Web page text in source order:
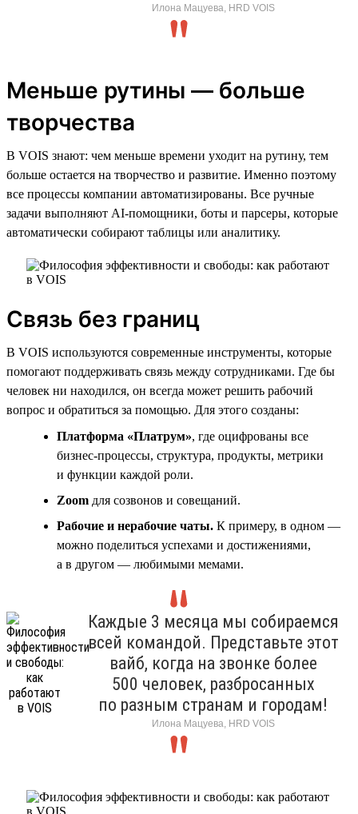
Илона Мацуева, HRD VOIS
Меньше рутины — больше
творчества
В VOIS знают: чем меньше времени уходит на рутину, тем
больше остается на творчество и развитие. Именно поэтому
все процессы компании автоматизированы. Все ручные
задачи выполняют AI-помощники, боты и парсеры, которые
автоматически собирают таблицы или аналитику.
Связь без границ
В VOIS используются современные инструменты, которые
помогают поддерживать связь между сотрудниками. Где бы
человек ни находился, он всегда может решить рабочий
вопрос и обратиться за помощью. Для этого созданы:
Платформа «Платрум», где оцифрованы все
бизнес-процессы, структура, продукты, метрики
и функции каждой роли.
Zoom для созвонов и совещаний.
Рабочие и нерабочие чаты. К примеру, в одном —
можно поделиться успехами и достижениями,
а в другом — любимыми мемами.
Каждые 3 месяца мы собираемся
всей командой. Представьте этот
вайб, когда на звонке более
500 человек, разбросанных
по разным странам и городам!
Илона Мацуева, HRD VOIS